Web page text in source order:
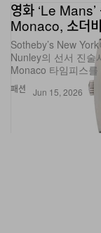
패션
Sotheby’s New
Nunley의 선서 진술
Monaco 타임피스
Jun 15, 2026